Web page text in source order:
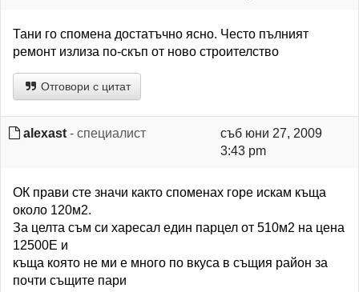
Тани го спомена достатъчно ясно. Често пълният
ремонт излиза по-скъп от ново строителство
Отговори с цитат
alexast - специалист
съб юни 27, 2009
3:43 pm
ОК прави сте значи както споменах горе искам къща
около 120м2.
За целта съм си харесал един парцел от 510м2 на цена
12500Е и
къща която не ми е много по вкуса в същия район за
почти същите пари